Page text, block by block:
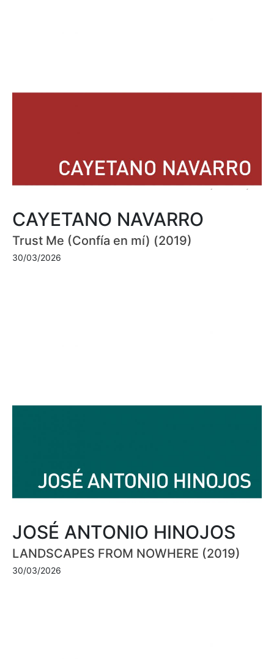
CAYETANO NAVARRO
Trust Me (Confía en mí) (2019)
30/03/2026
JOSÉ ANTONIO HINOJOS
LANDSCAPES FROM NOWHERE (2019)
30/03/2026